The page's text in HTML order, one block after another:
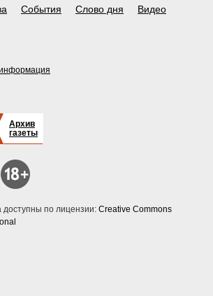
События Слово дня Видео
Архив
газеты
доступны по лицензии: Creative Commons